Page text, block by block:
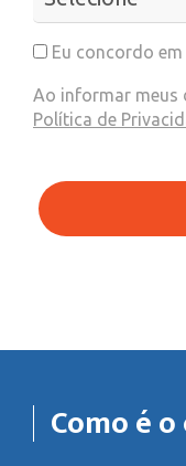
Eu concordo
Ao informar meus
Política de
Como é